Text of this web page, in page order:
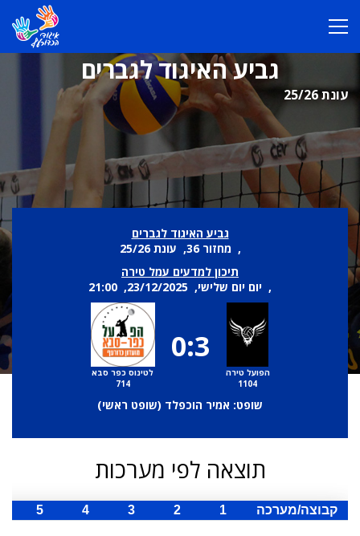
גביע האיגוד לגברים
עונת 25/26
גביע האיגוד לגברים
, מחזור 36, עונת 25/26
תיכון למדעים עמל טירה
, יום יום שלישי, 23/12/2025, 21:00
הפועל טירה
1104
0:3
לטינוס כפר סבא
714
שופט: אמיר הוכפלד (שופט ראשי)
תוצאה לפי מערכות
קבוצה/מערכה 1
2
3
4
5